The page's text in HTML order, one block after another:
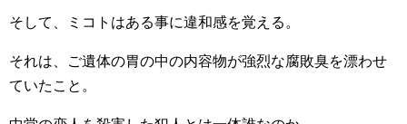
そして、ミコトはある事に違和感を覚える。
それは、ご遺体の胃の中の内容物が強烈な腐敗臭を漂わせ
ていたこと。